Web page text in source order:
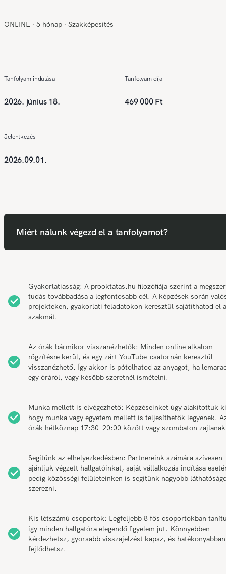
ONLINE ∙ 5 hónap ∙ Szakképesítés
Tanfolyam indulása
2026. június 18.
Tanfolyam díja
469 000 Ft
Jelentkezés
2026.09.01.
Miért nálunk végezd el a tanfolyamot?
Gyakorlatiasság: A prooktatas.hu filozófiája szerint a
tudás továbbadása a legfontosabb cél. A képzések során
projekteken, gyakorlati feladatokon keresztül sajátíthatod el a
szakmát.
Az órák bármikor visszanézhetők: Minden online alkalom
rögzítésre kerül, és egy zárt YouTube-csatornán keresztül
visszanézhető. Így akkor is pótolhatod az anyagot, ha
egy óráról, vagy később szeretnél ismételni.
Munka mellett is elvégezhető: Képzéseinket úgy alakítottuk
hogy munka vagy egyetem mellett is teljesíthetők legyenek.
órák hétköznap 17:30–20:00 között vagy szombaton
Segítünk az elhelyezkedésben: Partnereink számára szívesen
ajánljuk végzett hallgatóinkat, saját vállalkozás indítása
pedig közösségi felületeinken is segítünk nagyobb
szerezni.
Kis létszámú csoportok: Legfeljebb 8 fős csoportokban
így minden hallgatóra elegendő figyelem jut. Könnyebben
kérdezhetsz, gyorsabb visszajelzést kapsz, és hatékonyabban
fejlődhetsz.